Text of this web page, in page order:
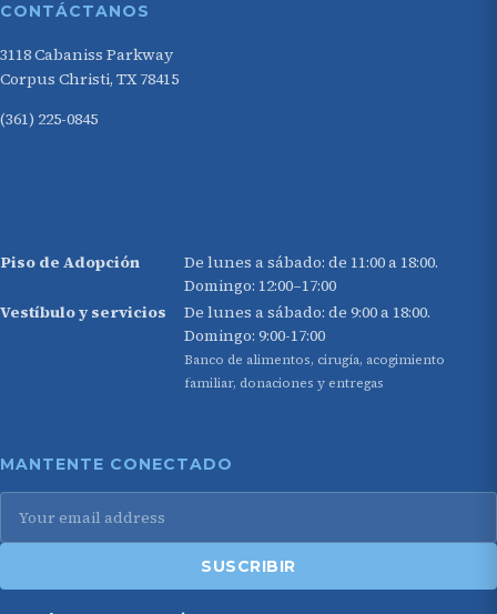
CONTÁCTANOS
3118 Cabaniss Parkway
Corpus Christi, TX 78415
(361) 225-0845
Piso de Adopción
De lunes a sábado: de 11:00 a 18:00.
Domingo: 12:00–17:00
Vestíbulo y servicios
De lunes a sábado: de 9:00 a 18:00.
Domingo: 9:00-17:00
Banco de alimentos, cirugía, acogimiento
familiar, donaciones y entregas
MANTENTE CONECTADO
SUSCRIBIR